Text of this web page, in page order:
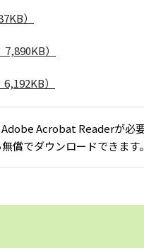
）
）
）
Acrobat Readerが必要
償でダウンロードできます。